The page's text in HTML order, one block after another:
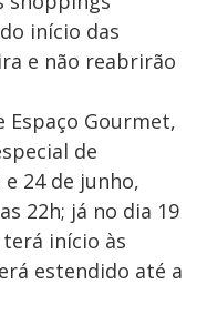
início das
e não reabrirão
Espaço Gourmet,
de
24 de junho,
22h; já no dia 19
início às
estendido até a